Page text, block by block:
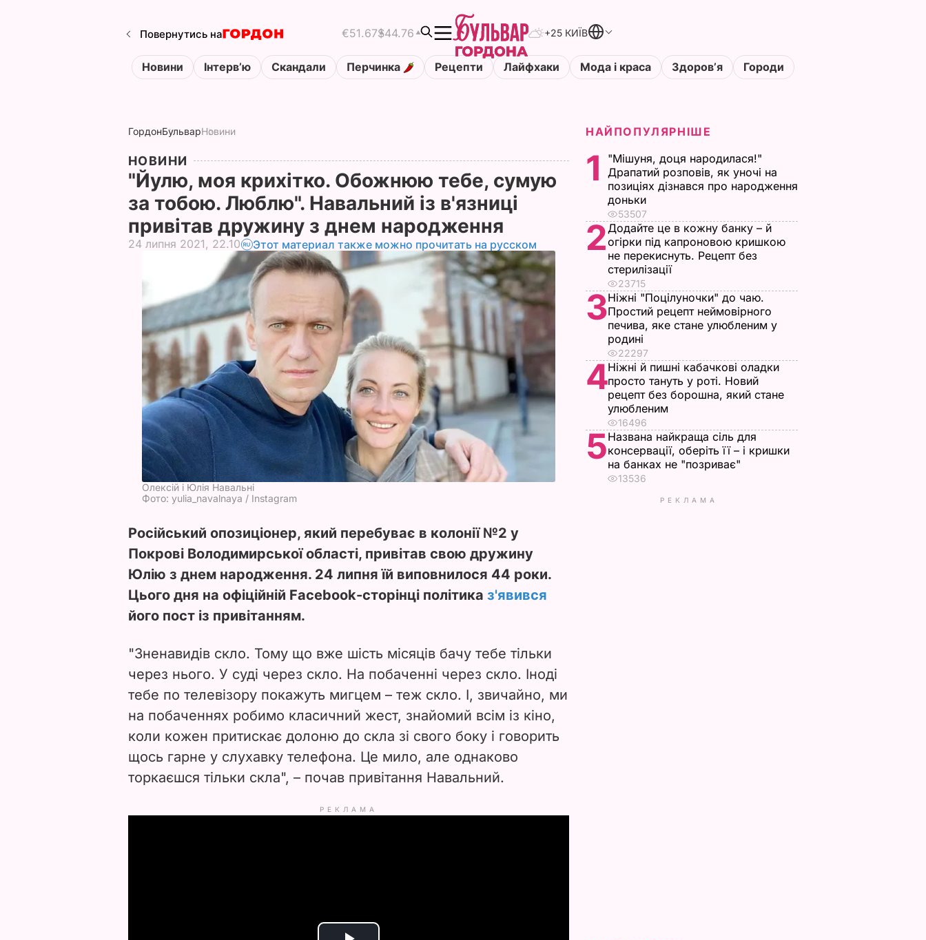
Повернутись на €51.67$44.76 +25 КИЇВ
Новини Інтервʼю Скандали Перчинка Рецепти Лайфхаки Мода і краса Здоровʼя Городи
ГордонБульварНовини
НОВИНИ
"Йулю, моя крихітко. Обожнюю тебе, сумую
за тобою. Люблю". Навальний із в'язниці
привітав дружину з днем народження
24 липня 2021, 22.10 Этот материал также можно прочитать на русском
Олексій і Юлія Навальні
Фото: yulia_navalnaya / Instagram
Російський опозиціонер, який перебуває в колонії №2 у
Покрові Володимирської області, привітав свою дружину
Юлію з днем народження. 24 липня їй виповнилося 44 роки.
Цього дня на офіційній Facebook-сторінці політика з'явився
його пост із привітанням.
"Зненавидів скло. Тому що вже шість місяців бачу тебе тільки
через нього. У суді через скло. На побаченні через скло. Іноді
тебе по телевізору покажуть мигцем – теж скло. І, звичайно, ми
на побаченнях робимо класичний жест, знайомий всім із кіно,
коли кожен притискає долоню до скла зі свого боку і говорить
щось гарне у слухавку телефона. Це мило, але однаково
торкаєшся тільки скла", – почав привітання Навальний.
РЕКЛАМА
НАЙПОПУЛЯРНІШЕ
1
"Мішуня, доця народилася!"
Драпатий розповів, як уночі на
позиціях дізнався про народження
доньки
53507
2Додайте це в кожну банку – й
огірки під капроновою кришкою
не перекиснуть. Рецепт без
стерилізації
23715
3Ніжні "Поцілуночки" до чаю.
Простий рецепт неймовірного
печива, яке стане улюбленим у
родині
22297
4Ніжні й пишні кабачкові оладки
просто тануть у роті. Новий
рецепт без борошна, який стане
улюбленим
16496
5Названа найкраща сіль для
консервації, оберіть її – і кришки
на банках не "позриває"
13536
РЕКЛАМА